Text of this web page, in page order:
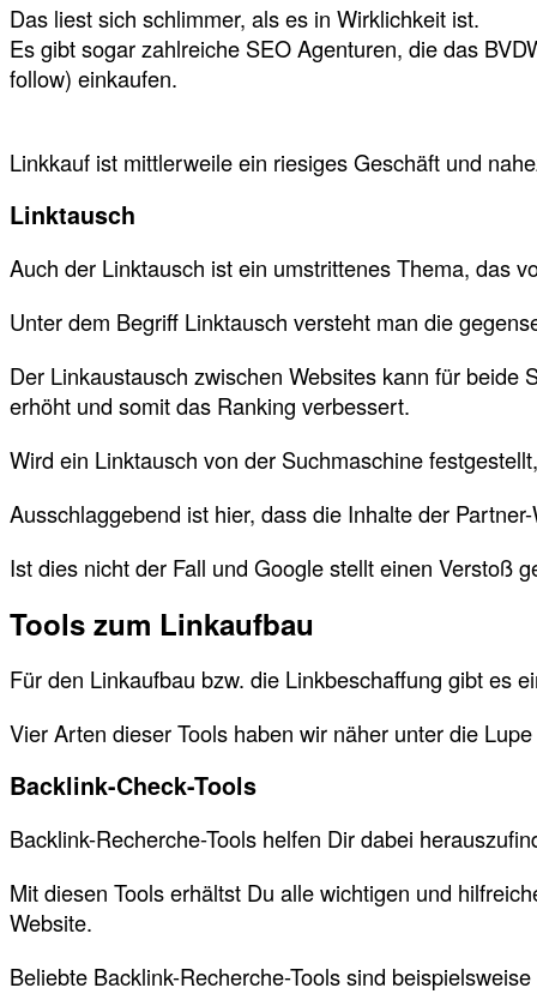
Das liest sich schlimmer, als es in Wirklichkeit ist.
Es gibt sogar zahlreiche SEO Agenturen, die das
follow) einkaufen.
Linkkauf ist mittlerweile ein riesiges Geschäft und
Linktausch
Auch der Linktausch ist ein umstrittenes Thema, das
Unter dem Begriff Linktausch versteht man die
Der Linkaustausch zwischen Websites kann für
erhöht und somit das Ranking verbessert.
Wird ein Linktausch von der Suchmaschine
Ausschlaggebend ist hier, dass die Inhalte der
Ist dies nicht der Fall und Google stellt einen Verstoß
Tools zum Linkaufbau
Für den Linkaufbau bzw. die Linkbeschaffung gibt es
Vier Arten dieser Tools haben wir näher unter die
Backlink-Check-Tools
Backlink-Recherche-Tools helfen Dir dabei
Mit diesen Tools erhältst Du alle wichtigen und
Website.
Beliebte Backlink-Recherche-Tools sind